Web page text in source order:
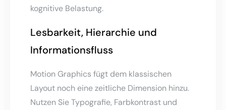
kognitive Belastung.
Lesbarkeit, Hierarchie und
Informationsfluss
Motion Graphics fügt dem klassischen
Layout noch eine zeitliche Dimension hinzu.
Nutzen Sie Typografie, Farbkontrast und